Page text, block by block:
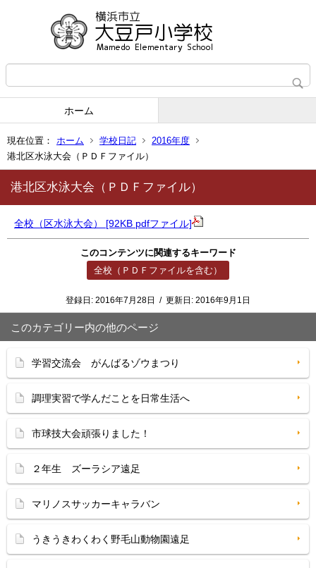
ホーム
現在位置： ホーム 学校日記
2016年度
港北区水泳大会（ＰＤＦファイル）
港北区水泳大会（ＰＤＦファイル）
全校（区水泳大会） [92KB pdfファイル]
このコンテンツに関連するキーワード
全校（ＰＤＦファイルを含む）
登録日: 2016年7月28日 / 更新日: 2016年9月1日
このカテゴリー内の他のページ
学習交流会 がんばるゾウまつり
調理実習で学んだことを日常生活へ
市球技大会頑張りました！
２年生 ズーラシア遠足
マリノスサッカーキャラバン
うきうきわくわく野毛山動物園遠足